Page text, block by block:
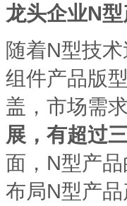
龙头企业N
随着N型技
组件产品版
盖，市场需
展，有超过
面，N型产
布局N型产